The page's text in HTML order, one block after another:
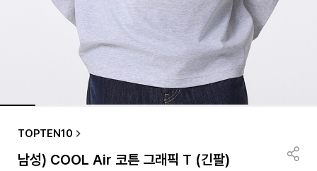
TOPTEN10
남성) COOL Air 코튼 그래픽 T (긴팔)